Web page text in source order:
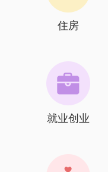
住房
就业创业